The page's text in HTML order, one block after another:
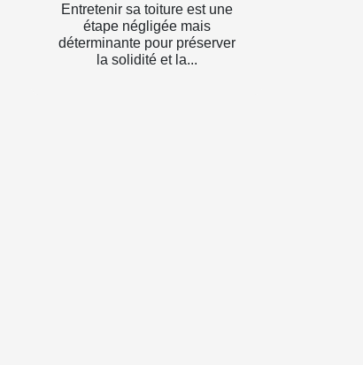
Entretenir sa toiture est une
étape négligée mais
déterminante pour préserver
la solidité et la...